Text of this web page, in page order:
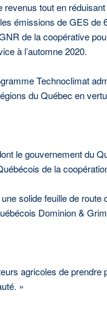
tout en
émissions de GES de
de la coopérative
à l’automne 2020.
Technoclimat
du Québec en
le gouvernement du
de la
solide feuille de route
Dominion &
agricoles de prendre
»